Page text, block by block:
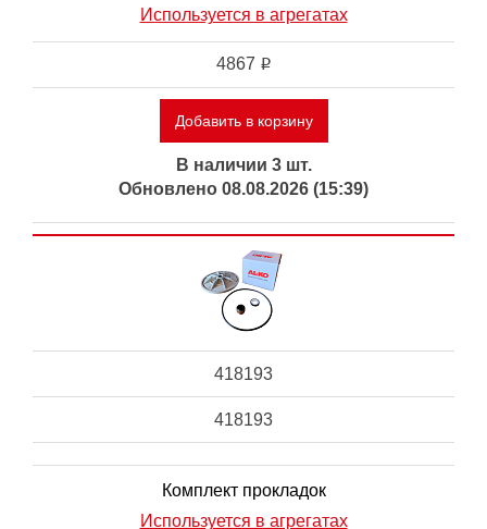
Используется в агрегатах
4867 i
Добавить в корзину
В наличии 3 шт.
Обновлено 08.08.2026 (15:39)
418193
418193
Комплект прокладок
Используется в агрегатах